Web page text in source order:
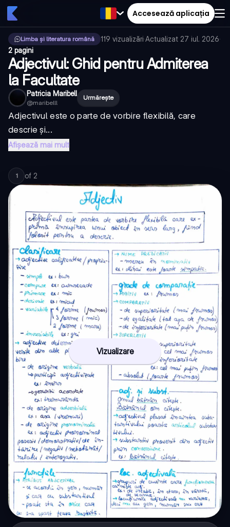
Accesează aplicația
Limba și literatura română 119 vizualizări·Actualizat 27 iul. 2026·
2 pagini
Adjectivul: Ghid pentru Admiterea
la Facultate
Patricia Maribell
@maribelll
Urmărește
Adjectivul este o parte de vorbire flexibilă, care
descrie și...
Afișează mai mult
1 of 2
Vizualizare